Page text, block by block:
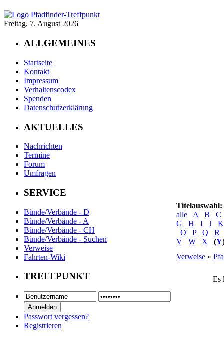
Freitag, 7. August 2026
ALLGEMEINES
Startseite
Kontakt
Impressum
Verhaltenscodex
Spenden
Datenschutzerklärung
AKTUELLES
Nachrichten
Termine
Forum
Umfragen
SERVICE
Bünde/Verbände - D
Bünde/Verbände - A
Bünde/Verbände - CH
Bünde/Verbände - Suchen
Verweise
Fahrten-Wiki
TREFFPUNKT
Passwort vergessen?
Registrieren
Titelauswahl:
alle
A B
C
G
H I J
K
O
P Q
R
V
W X (Y
Verweise »
Es